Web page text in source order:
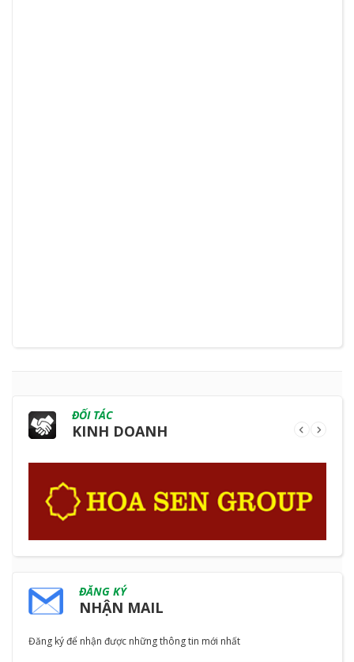
ĐỐI TÁC
KINH DOANH
ĐĂNG KÝ
NHẬN MAIL
Đăng ký để nhận được những thông tin mới nhất